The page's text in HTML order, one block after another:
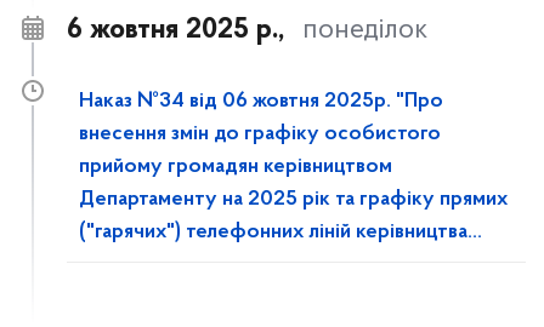
6 жовтня 2025 р., понеділок
Наказ №34 від 06 жовтня 2025р. "Про
внесення змін до графіку особистого
прийому громадян керівництвом
Департаменту на 2025 рік та графіку прямих
("гарячих") телефонних ліній керівництва